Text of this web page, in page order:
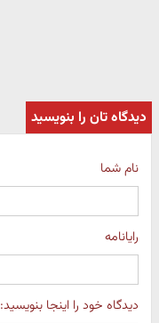
دیدگاه تان را بنویسید
نام شما
رایانامه
دیدگاه خود را اینجا بنویسید: